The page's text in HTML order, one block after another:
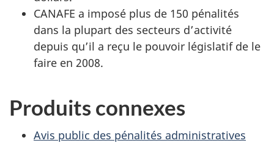
CANAFE a imposé plus de 150 pénalités
dans la plupart des secteurs d’activité
depuis qu’il a reçu le pouvoir législatif de le
faire en 2008.
Produits connexes
Avis public des pénalités administratives